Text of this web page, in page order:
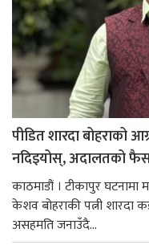
पीडित शारदा बोहराको
नदिइयोस्, अदालतको
काठमाडौं । टीकापुर घटनामा
केशव बोहराकी पत्नी शारदा
असहमति जनाउँदै...